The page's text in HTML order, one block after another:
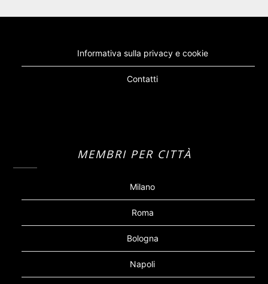
Informativa sulla privacy e cookie
Contatti
MEMBRI PER CITTÀ
Milano
Roma
Bologna
Napoli